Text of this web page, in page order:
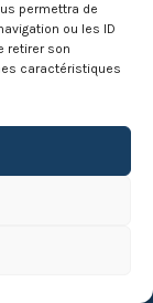
permettra de
ou les ID
retirer son
caractéristiques
maritimes 06 et